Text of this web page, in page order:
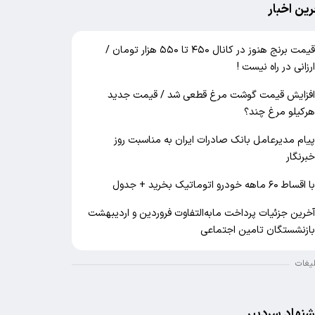
اخبار
قیمت برنج هنوز در کانال ۴۵۰ تا ۵۵۰ هزار تومان /
ارزانی در راه نیست !
افزایش قیمت گوشت مرغ قطعی شد / قیمت جدید
هرکیلو مرغ چند؟
پیام مدیرعامل بانک صادرات ایران به مناسبت روز
خبرنگار
با اقساط ۶۰ ماهه خودرو اتوماتیک بخرید + جدول
آخرین جزئیات پرداخت مابه‌التفاوت فروردین و اردیبهشت
بازنشستگان تامین اجتماعی